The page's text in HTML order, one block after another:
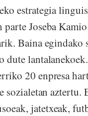
estrategia
Joseba
Baina
dute
20 enpresa
sozialetan aztertu.
jatetxeak,